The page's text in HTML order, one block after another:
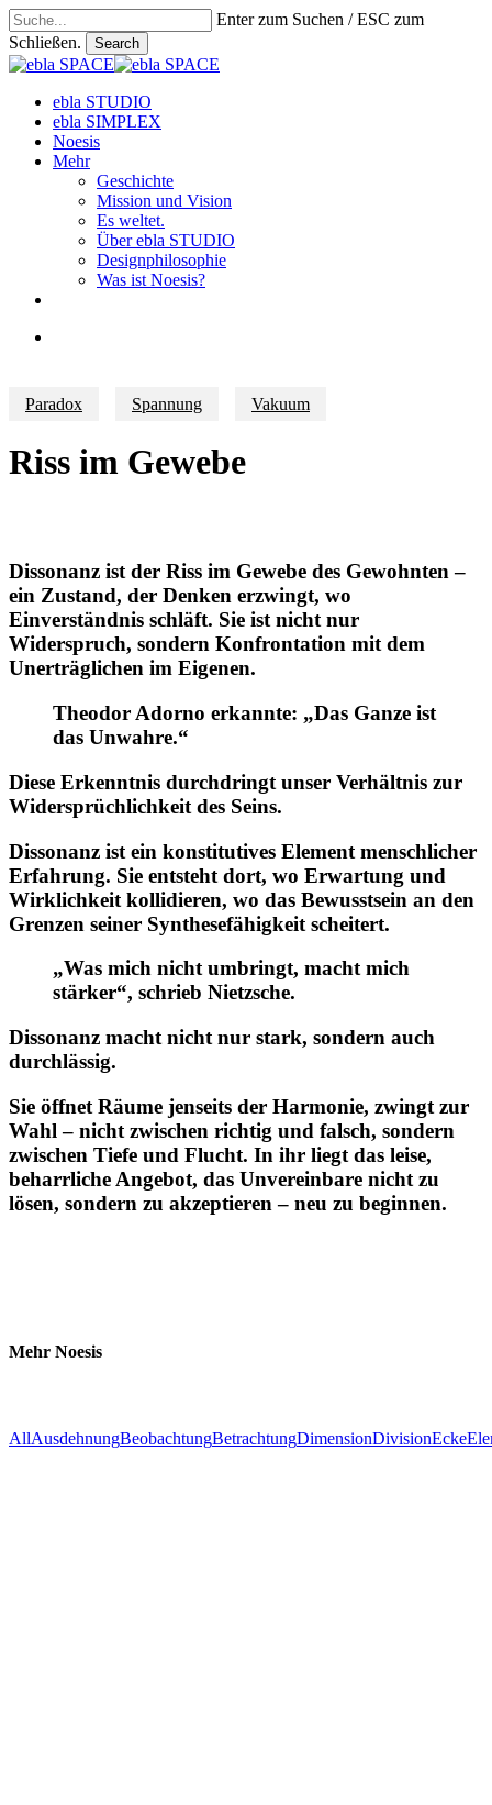
Skip
to
main
content
Enter zum Suchen / ESC zum
Schließen.
Search
Close
search
Menu
ebla STUDIO
ebla SIMPLEX
Noesis
Mehr
Geschichte
Mission und Vision
Es weltet.
Über ebla STUDIO
Designphilosophie
Was ist Noesis?
Paradox Spannung Vakuum
Riss im Gewebe
Dissonanz ist der Riss im Gewebe des Gewohnten –
ein Zustand, der Denken erzwingt, wo
Einverständnis schläft. Sie ist nicht nur
Widerspruch, sondern Konfrontation mit dem
Unerträglichen im Eigenen.
Theodor Adorno erkannte: „Das Ganze ist
das Unwahre.“
Diese Erkenntnis durchdringt unser Verhältnis zur
Widersprüchlichkeit des Seins.
Dissonanz ist ein konstitutives Element menschlicher
Erfahrung. Sie entsteht dort, wo Erwartung und
Wirklichkeit kollidieren, wo das Bewusstsein an den
Grenzen seiner Synthesefähigkeit scheitert.
„Was mich nicht umbringt, macht mich
stärker“, schrieb Nietzsche.
Dissonanz macht nicht nur stark, sondern auch
durchlässig.
Sie öffnet Räume jenseits der Harmonie, zwingt zur
Wahl – nicht zwischen richtig und falsch, sondern
zwischen Tiefe und Flucht. In ihr liegt das leise,
beharrliche Angebot, das Unvereinbare nicht zu
lösen, sondern zu akzeptieren – neu zu beginnen.
Mehr Noesis
AllAusdehnungBeobachtungBetrachtungDimensionDivisionEcke